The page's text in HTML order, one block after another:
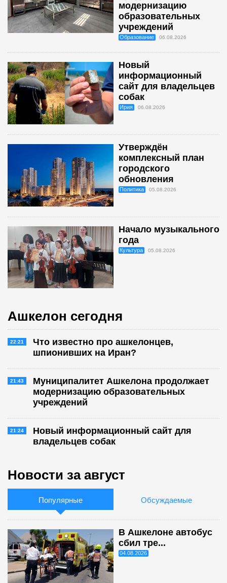
модернизацию
образовательных
учреждений
Образование 06.08.2026
Новый
информационный
сайт для владельцев
собак
Ирия 06.08.2026
Утверждён
комплексный план
городского
обновления
Политика 05.08.2026
Начало музыкального
года
Культура 05.08.2026
Ашкелон сегодня
22:21
Что известно про ашкелонцев,
шпионивших на Иран?
21:43
Муниципалитет Ашкелона продолжает
модернизацию образовательных
учреждений
21:24
Новый информационный сайт для
владельцев собак
Новости за август
Популярные Обсуждаемые
В Ашкелоне автобус
сбил тре...
04.08.2026